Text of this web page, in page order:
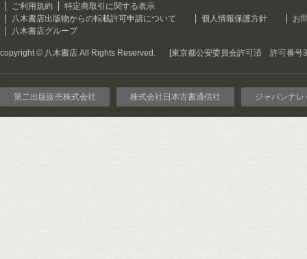
ご利用規約
特定商取引に関する表示
八木書店出版物からの転載許可申請について
個人情報保護方針
お
八木書店グループ
copyright © 八木書店 All Rights Reserved. [東京都公安委員会許可済 許可番号
第二出版販売株式会社 株式会社日本古書通信社 ジャパンナレ